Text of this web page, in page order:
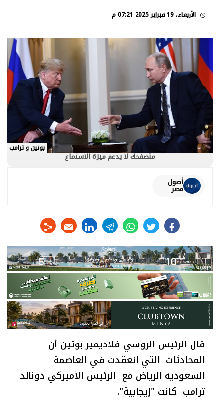
الأربعاء، 19 فبراير 2025 07:21 م
بوتين و ترامب
متصفحك لا يدعم ميزة الاستماع
أصول
مصر
facebook
twitter
whats
telegram
linkedin
قال الرئيس الروسي فلاديمير بوتين أن
المحادثات التي انعقدت في العاصمة
السعودية الرياض مع الرئيس الأميركي دونالد
ترامب كانت "إيجابية".